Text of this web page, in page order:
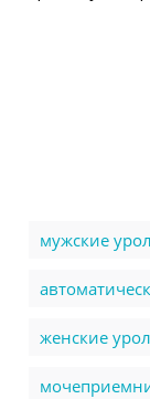
мужские
женские